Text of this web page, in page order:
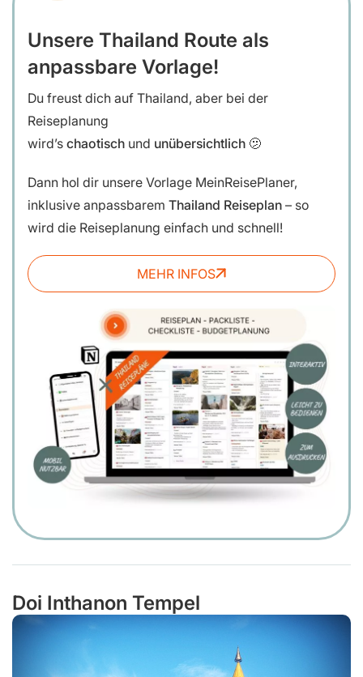
Unsere Thailand Route als
anpassbare Vorlage!
Du freust dich auf Thailand, aber bei der
Reiseplanung
wird’s chaotisch und unübersichtlich 🫤
Dann hol dir unsere Vorlage MeinReisePlaner,
inklusive anpassbarem Thailand Reiseplan – so
wird die Reiseplanung einfach und schnell!
MEHR INFOS
Doi Inthanon Tempel